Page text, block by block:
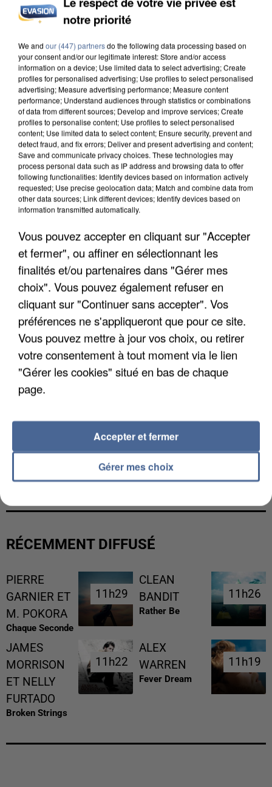
DE SOLIDARITÉ AVEC LES...
APRÈS TOUTES CES CANICULES, LES REFUGES
DE FAUNE SAUVAGE SONT...
L’UN DES FONDATEURS SUPPOSÉS DE LA DZ
MAFIA INTERPELLÉ EN ALGÉRIE
RÉCEMMENT DIFFUSÉ
PIERRE
GARNIER ET
M. POKORA
Chaque Seconde
11h29
11h29
CLEAN
BANDIT
Rather Be
11h26
11h26
JAMES
MORRISON
ET NELLY
FURTADO
Broken Strings
11h22
11h22
ALEX
WARREN
Fever Dream
11h19
11h19
notre priorité
We and our (447) partnersdo the following data processing based on
your consent and/or our legitimate interest: Store and/or access
information on a device; Use limited data to select advertising; Create
profiles for personalised advertising; Use profiles to select personalised
advertising; Measure advertising performance; Measure content
performance; Understand audiences through statistics or combinations
of data from different sources; Develop and improve services; Create
profiles to personalise content; Use profiles to select personalised
content; Use limited data to select content; Ensure security, prevent and
detect fraud, and fix errors; Deliver and present advertising and content;
Save and communicate privacy choices. These technologies may
process personal data such as IP address and browsing data to offer
following functionalities: Identify devices based on information actively
requested; Use precise geolocation data; Match and combine data from
other data sources; Link different devices; Identify devices based on
information transmitted automatically.
Vous pouvez accepter en cliquant sur "Accepter
et fermer", ou affiner en sélectionnant les
finalités et/ou partenaires dans "Gérer mes
choix". Vous pouvez également refuser en
cliquant sur "Continuer sans accepter". Vos
préférences ne s'appliqueront que pour ce site.
Vous pouvez mettre à jour vos choix, ou retirer
votre consentement à tout moment via le lien
"Gérer les cookies" situé en bas de chaque
page.
Gérer mes choix
Accepter et fermer